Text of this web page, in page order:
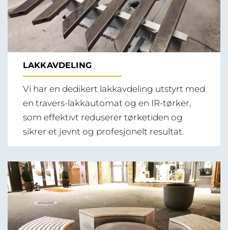
LAKKAVDELING
Vi har en dedikert lakkavdeling utstyrt med
en travers-lakkautomat og en IR-tørker,
som effektivt reduserer tørketiden og
sikrer et jevnt og profesjonelt resultat.